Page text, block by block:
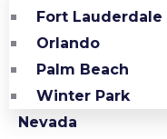
Fort Lauderdale
Orlando
Palm Beach
Winter Park
Nevada